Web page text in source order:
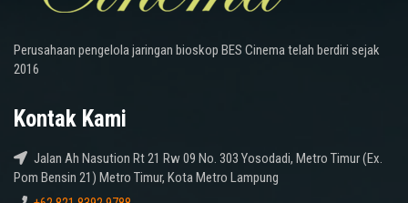
Perusahaan pengelola jaringan bioskop BES Cinema telah berdiri sejak
2016
Kontak Kami
Jalan Ah Nasution Rt 21 Rw 09 No. 303 Yosodadi, Metro Timur (Ex.
Pom Bensin 21) Metro Timur, Kota Metro Lampung